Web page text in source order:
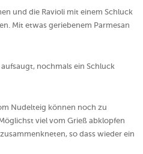
und die Ravioli mit einem Schluck
Mit etwas geriebenem Parmesan
nochmals ein Schluck
Nudelteig können noch zu
viel vom Grieß abklopfen
so dass wieder ein